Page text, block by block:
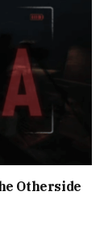
Otherside